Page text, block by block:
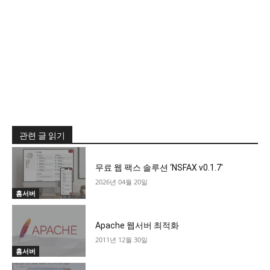
관련 글 읽기
홈서버
무료 웹 팩스 솔루션 ‘NSFAX v0.1.7′
2026년 04월 20일
홈서버
Apache 웹서버 최적화
2011년 12월 30일